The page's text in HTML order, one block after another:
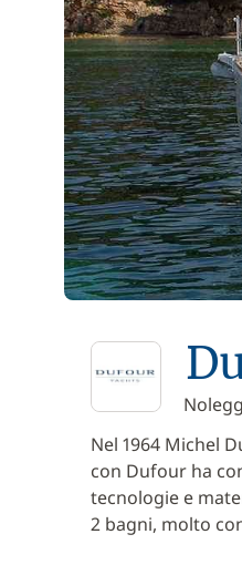
Nel 1964 Michel
con Dufour ha
tecnologie e
2 bagni, molto